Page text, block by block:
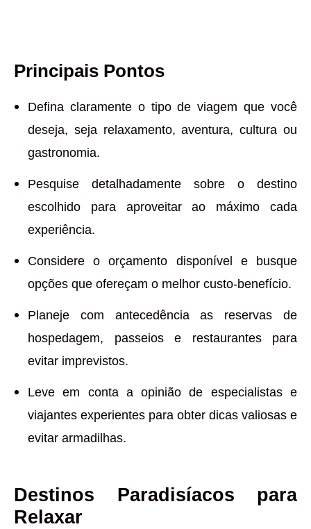
Principais Pontos
Defina claramente o tipo de viagem que você
deseja, seja relaxamento, aventura, cultura ou
gastronomia.
Pesquise detalhadamente sobre o destino
escolhido para aproveitar ao máximo cada
experiência.
Considere o orçamento disponível e busque
opções que ofereçam o melhor custo-benefício.
Planeje com antecedência as reservas de
hospedagem, passeios e restaurantes para
evitar imprevistos.
Leve em conta a opinião de especialistas e
viajantes experientes para obter dicas valiosas e
evitar armadilhas.
Destinos Paradisíacos para
Relaxar